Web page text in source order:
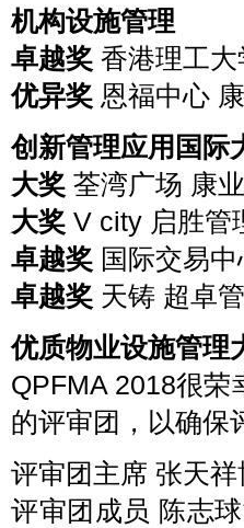
机构设施管理
卓越奖 香港理工
优异奖 恩福中心
创新管理应用国际
大奖 荃湾广场 康
大奖 V city 启胜管
卓越奖 国际交易
卓越奖 天铸 超卓
优质物业设施管理
QPFMA 2018很荣
的评审团，以确保
评审团主席 张天
评审团成员 陈志